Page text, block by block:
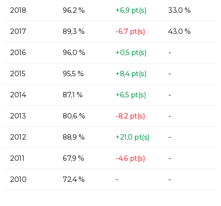
2018 96,2 % +6,9 pt(s) 33,0 %
2017 89,3 % -6,7 pt(s) 43,0 %
2016 96,0 % +0,5 pt(s) -
2015 95,5 % +8,4 pt(s) -
2014 87,1 % +6,5 pt(s) -
2013 80,6 % -8,2 pt(s) -
2012 88,9 % +21,0 pt(s) -
2011 67,9 % -4,6 pt(s) -
2010 72,4 % - -